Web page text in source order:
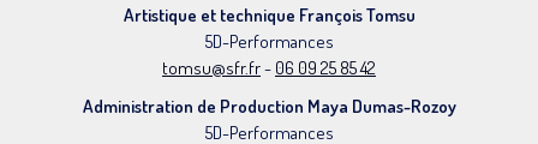
Artistique et technique François Tomsu
5D-Performances
tomsu@sfr.fr- 06 09 25 85 42
Administration de Production Maya Dumas-Rozoy
5D-Performances